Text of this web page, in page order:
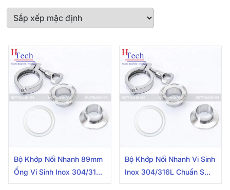
Bộ Khớp Nối Nhanh 89mm
Ống Vi Sinh Inox 304/316L
Bộ Khớp Nối Nhanh Vi Sinh
Inox 304/316L Chuẩn SMS